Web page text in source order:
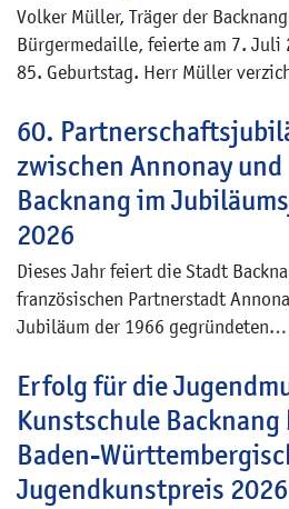
Volker Müller, Träger der
Bürgermedaille, feierte am 7. Juli
85. Geburtstag. Herr Müller
Empfang im Historischen Rathaus
entschied sich stattdessen dazu,
Empfang sonst anfallenden
Förderverein der Jugendmusik-
Kunstschule Backnang zu spenden.
60.
zwischen Annonay und
Backnang im
2026
Dieses Jahr feiert die Stadt
französischen Partnerstadt
Jubiläum der 1966 gegründeten
Erfolg für die
Kunstschule Backnang
Baden-
Jugendkunstpreis 2026